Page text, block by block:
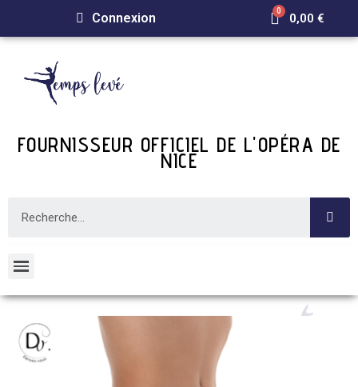
Connexion 0,00 €
FOURNISSEUR OFFICIEL DE L'OPÉRA DE
NICE